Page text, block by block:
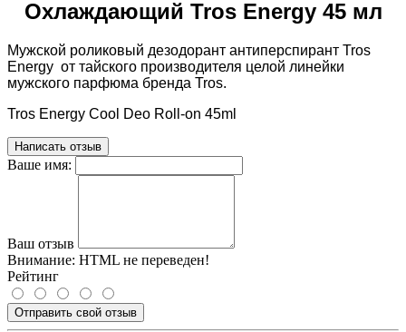
Охлаждающий Tros Energy 45 мл
Мужской роликовый дезодорант антиперспирант Tros
Energy от тайского производителя целой линейки
мужского парфюма бренда Tros.
Tros Energy Cool Deo Roll-on 45ml
Написать отзыв
Ваше имя:
Ваш отзыв
Внимание: HTML не переведен!
Рейтинг
Отправить свой отзыв